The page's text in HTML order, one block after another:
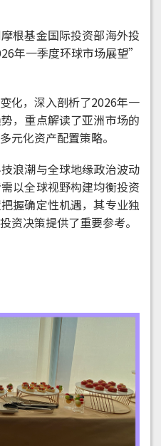
根基金国际投资部海外投
年一季度环球市场展望”
化，深入剖析了2026年一
，重点解读了亚洲市场的
元化资产配置策略。
浪潮与全球地缘政治波动
以全球视野构建均衡投资
握确定性机遇，其专业独
资决策提供了重要参考。